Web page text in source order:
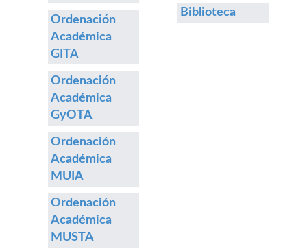
Ordenación
Académica
GITA
Ordenación
Académica
GyOTA
Ordenación
Académica
MUIA
Ordenación
Académica
MUSTA
Biblioteca